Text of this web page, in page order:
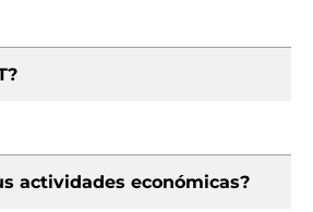
actividades económicas?